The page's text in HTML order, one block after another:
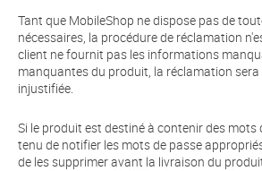
Tant que MobileShop ne dispose pas de
nécessaires, la procédure de réclamation
client ne fournit pas les informations
manquantes du produit, la réclamation
injustifiée.
Si le produit est destiné à contenir des mots
tenu de notifier les mots de passe
de les supprimer avant la livraison du